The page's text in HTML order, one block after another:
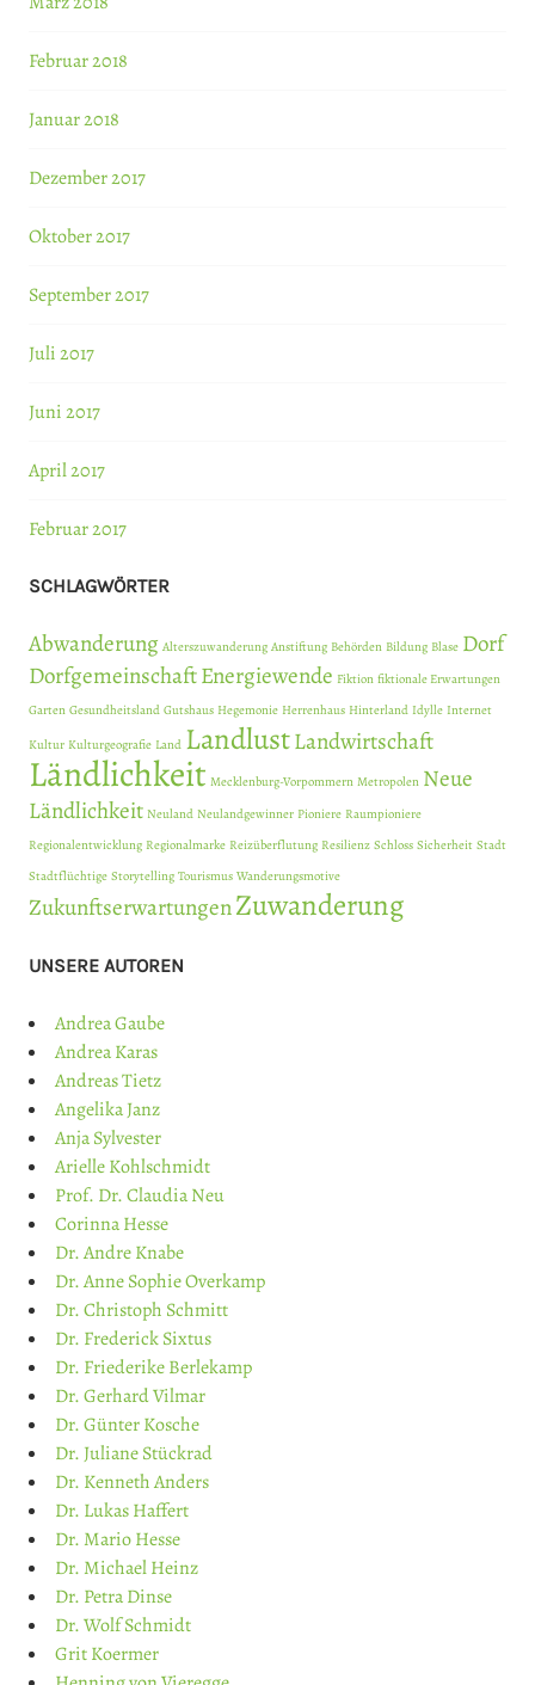
Februar 2018
Januar 2018
Dezember 2017
Oktober 2017
September 2017
Juli 2017
Juni 2017
April 2017
Februar 2017
SCHLAGWÖRTER
Abwanderung Alterszuwanderung Anstiftung Behörden Bildung Blase Dorf
DorfgemeinschaftEnergiewende Fiktion fiktionale Erwartungen
Garten Gesundheitsland Gutshaus Hegemonie Herrenhaus Hinterland Idylle Internet
Kultur Kulturgeografie Land LandlustLandwirtschaft
Ländlichkeit Mecklenburg-Vorpommern Metropolen Neue
Ländlichkeit Neuland Neulandgewinner Pioniere Raumpioniere
Regionalentwicklung Regionalmarke Reizüberflutung Resilienz Schloss Sicherheit Stadt
Stadtflüchtige Storytelling Tourismus Wanderungsmotive
ZukunftserwartungenZuwanderung
UNSERE AUTOREN
Andrea Gaube
Andrea Karas
Andreas Tietz
Angelika Janz
Anja Sylvester
Arielle Kohlschmidt
Prof. Dr. Claudia Neu
Corinna Hesse
Dr. Andre Knabe
Dr. Anne Sophie Overkamp
Dr. Christoph Schmitt
Dr. Frederick Sixtus
Dr. Friederike Berlekamp
Dr. Gerhard Vilmar
Dr. Günter Kosche
Dr. Juliane Stückrad
Dr. Kenneth Anders
Dr. Lukas Haffert
Dr. Mario Hesse
Dr. Michael Heinz
Dr. Petra Dinse
Dr. Wolf Schmidt
Grit Koermer